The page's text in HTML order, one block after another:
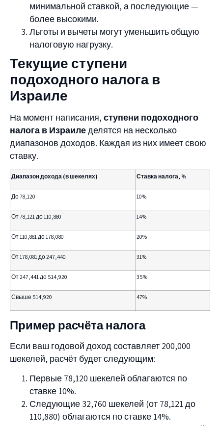
минимальной ставкой, а последующие —
более высокими.
Льготы и вычеты могут уменьшить общую
налоговую нагрузку.
Текущие ступени
подоходного налога в
Израиле
На момент написания, ступени подоходного
налога в Израиледелятся на несколько
диапазонов доходов. Каждая из них имеет свою
ставку.
Диапазон дохода (в шекелях) Ставка налога, %
До 78,120 10%
От 78,121 до 110,880 14%
От 110,881 до 178,080 20%
От 178,081 до 247,440 31%
От 247,441 до 514,920 35%
Свыше 514,920 47%
Пример расчёта налога
Если ваш годовой доход составляет 200,000
шекелей, расчёт будет следующим:
Первые 78,120 шекелей облагаются по
ставке 10%.
Следующие 32,760 шекелей (от 78,121 до
110,880) облагаются по ставке 14%.